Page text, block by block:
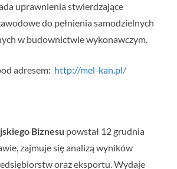
uprawnienia stwierdzające
do pełnienia samodzielnych
w budownictwie wykonawczym.
adresem: http://mel-kan.pl/
Biznesu powstał 12 grudnia
zajmuje się analizą wyników
oraz eksportu. Wydaje